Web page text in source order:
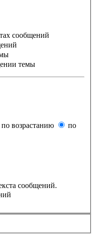
сообщений
темы
по возрастанию
по
сообщений.